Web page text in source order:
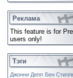
Реклама
This feature is for
users only!
Тэги
Джонни Депп Бен